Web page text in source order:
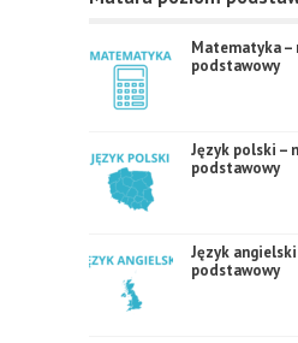
Matematyka
podstawowy
Język polski –
podstawowy
Język
podstawowy